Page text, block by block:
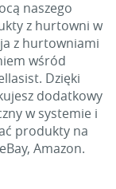
naszego
z hurtowni w
z hurtowniami
wśród
Dzięki
dodatkowy
w systemie i
produkty na
Amazon.